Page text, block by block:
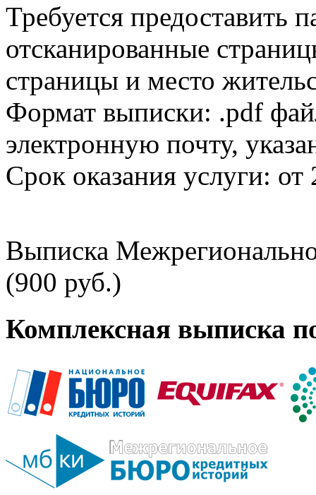
Требуется предоставить
отсканированные
страницы и место
Формат выписки: .pdf
электронную почту,
Срок оказания услуги: от
Выписка
(900 руб.)
Комплексная выписка